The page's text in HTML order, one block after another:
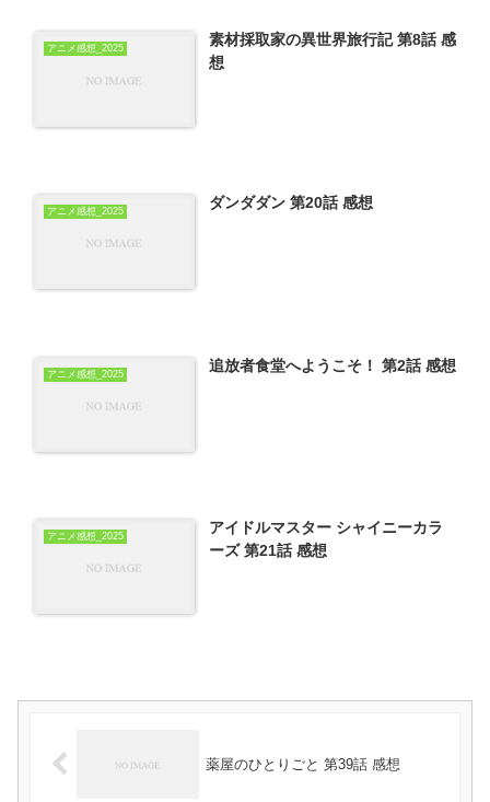
アニメ感想_2025
素材採取家の異世界旅行記 第8話 感
想
アニメ感想_2025 ダンダダン 第20話 感想
アニメ感想_2025 追放者食堂へようこそ！ 第2話 感想
アニメ感想_2025
アイドルマスター シャイニーカラ
ーズ 第21話 感想
薬屋のひとりごと 第39話 感想